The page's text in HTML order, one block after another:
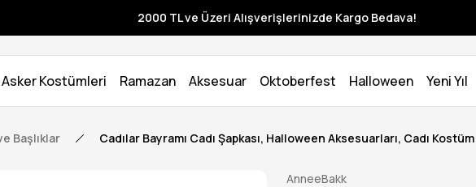
2000 TL ve Üzeri Alışverişlerinizde Kargo Bedava!
Kostümleri Ramazan Aksesuar Oktoberfest Halloween Yeni Yıl
Başlıklar Cadılar Bayramı Cadı Şapkası, Halloween Aksesuarları, Cadı Kostüm
AnneeBakk